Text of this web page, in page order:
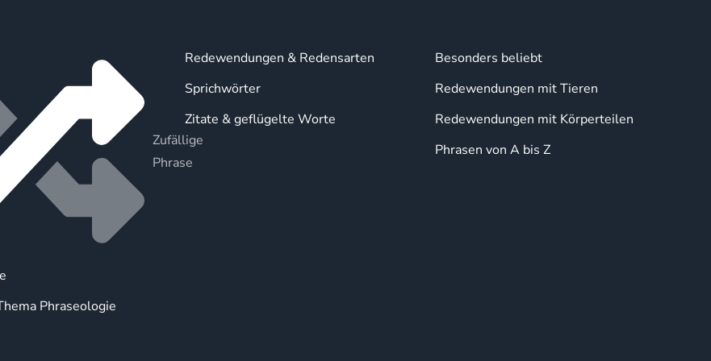
Zufällige
Phrase
Phraseologie
Redewendungen & Redensarten
Sprichwörter
Zitate & geflügelte Worte
Besonders beliebt
Redewendungen mit Tieren
Redewendungen mit Körperteilen
Phrasen von A bis Z